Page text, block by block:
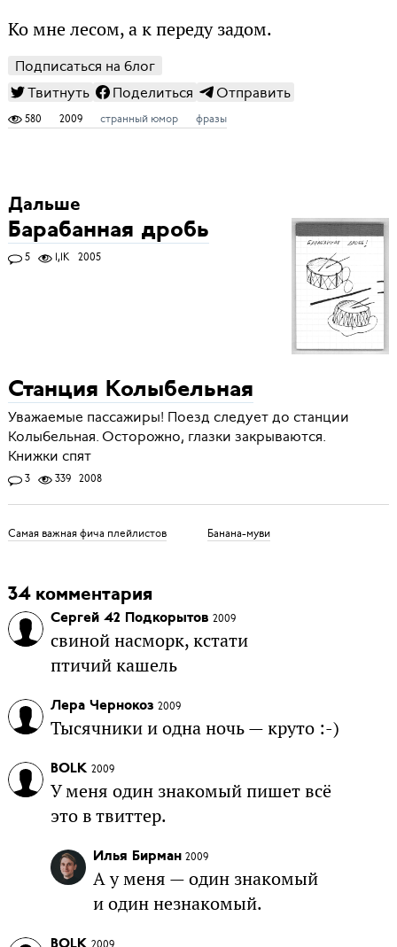
Ко мне лесом, а к переду задом.
Подписаться на блог
Твитнуть
Поделиться Отправить
580 2009 странный юмор фразы
Дальше
Барабанная дробь
5 1,1K 2005
Станция Колыбельная
Уважаемые пассажиры! Поезд следует до станции
Колыбельная. Осторожно, глазки закрываются.
Книжки спят
3 339 2008
Самая важная фича плейлистов Банана-муви
34 комментария
Сергей 42 Подкорытов 2009
свиной насморк, кстати
птичий кашель
Лера Чернокоз 2009
Тысячники и одна ночь — круто :-)
BOLK 2009
У меня один знакомый пишет всё
это в твиттер.
Илья Бирман 2009
А у меня — один знакомый
и один незнакомый.
BOLK 2009